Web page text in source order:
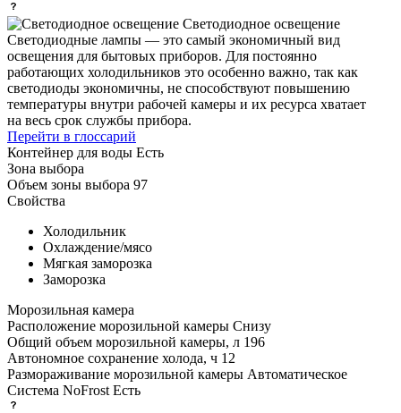
Светодиодное освещение
Светодиодные лампы — это самый экономичный вид
освещения для бытовых приборов. Для постоянно
работающих холодильников это особенно важно, так как
светодиоды экономичны, не способствуют повышению
температуры внутри рабочей камеры и их ресурса хватает
на весь срок службы прибора.
Перейти в глоссарий
Контейнер для воды Есть
Зона выбора
Объем зоны выбора 97
Свойства
Холодильник
Охлаждение/мясо
Мягкая заморозка
Заморозка
Морозильная камера
Расположение морозильной камеры Снизу
Общий объем морозильной камеры, л 196
Автономное сохранение холода, ч 12
Размораживание морозильной камеры Автоматическое
Система NoFrost Есть